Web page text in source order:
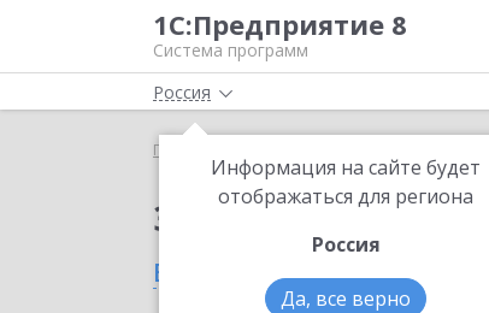
1С:Предприятие 8
Система программ
Россия
Информация на сайте будет
отображаться для региона
Россия
Да, все верно
Главная
Заказать
в Вологде